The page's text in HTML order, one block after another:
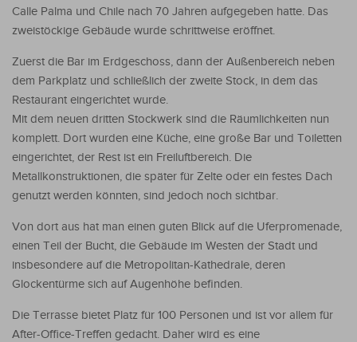
Calle Palma und Chile nach 70 Jahren aufgegeben hatte. Das
zweistöckige Gebäude wurde schrittweise eröffnet.
Zuerst die Bar im Erdgeschoss, dann der Außenbereich neben
dem Parkplatz und schließlich der zweite Stock, in dem das
Restaurant eingerichtet wurde.
Mit dem neuen dritten Stockwerk sind die Räumlichkeiten nun
komplett. Dort wurden eine Küche, eine große Bar und Toiletten
eingerichtet, der Rest ist ein Freiluftbereich. Die
Metallkonstruktionen, die später für Zelte oder ein festes Dach
genutzt werden könnten, sind jedoch noch sichtbar.
Von dort aus hat man einen guten Blick auf die Uferpromenade,
einen Teil der Bucht, die Gebäude im Westen der Stadt und
insbesondere auf die Metropolitan-Kathedrale, deren
Glockentürme sich auf Augenhöhe befinden.
Die Terrasse bietet Platz für 100 Personen und ist vor allem für
After-Office-Treffen gedacht. Daher wird es eine